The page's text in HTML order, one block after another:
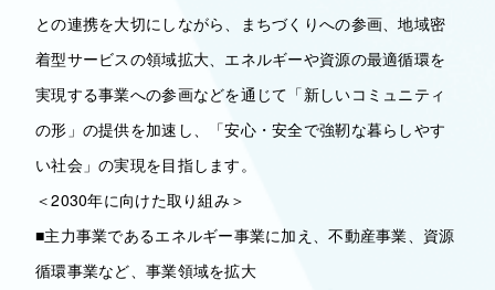
との連携を大切にしながら、まちづくりへの参画、地域密
着型サービスの領域拡大、エネルギーや資源の最適循環を
実現する事業への参画などを通じて「新しいコミュニティ
の形」の提供を加速し、「安心・安全で強靭な暮らしやす
い社会」の実現を目指します。
＜2030年に向けた取り組み＞
■主力事業であるエネルギー事業に加え、不動産事業、資源
循環事業など、事業領域を拡大